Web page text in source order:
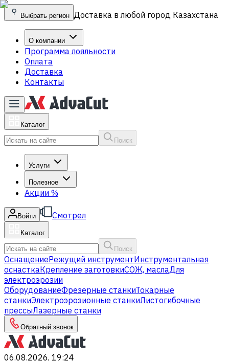
Выбрать регион Доставка в любой город Казахстана
О компании
Программа лояльности
Оплата
Доставка
Контакты
Каталог
Поиск
Услуги
Полезное
Акции %
Войти Смотрел
Каталог
Поиск
ОснащениеРежущий инструментИнструментальная
оснасткаКрепление заготовкиСОЖ, маслаДля
электроэрозии
ОборудованиеФрезерные станкиТокарные
станкиЭлектроэрозионные станкиЛистогибочные
прессыЛазерные станки
Обратный звонок
06.08.2026, 19:24